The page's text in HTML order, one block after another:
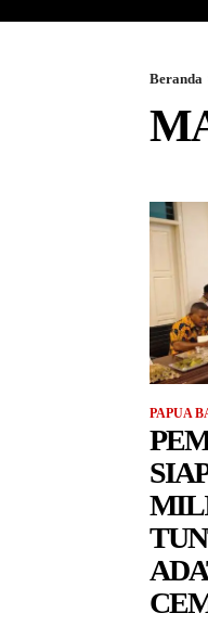
Beranda
PAPUA